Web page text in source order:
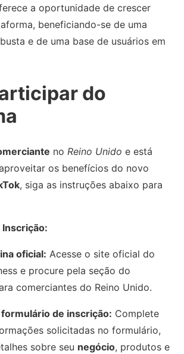
a oportunidade de crescer
beneficiando-se de uma
e de uma base de usuários em
do
no Reino Unido e está
os benefícios do novo
, siga as instruções abaixo para
oficial: Acesse o site oficial do
e procure pela seção do
comerciantes do Reino Unido.
de inscrição: Complete
solicitadas no formulário,
sobre seu negócio, produtos e